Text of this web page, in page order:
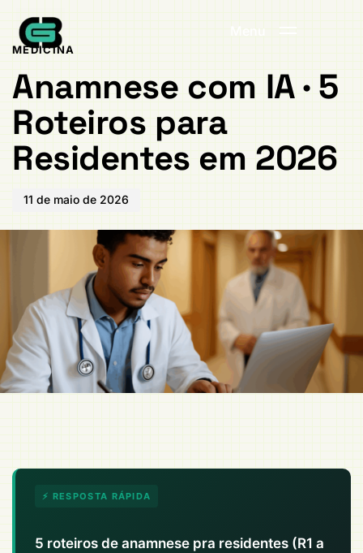
Menu
EM:
MEDICINA
Anamnese com IA · 5
Roteiros para
Residentes em 2026
em:
11 de maio de 2026
⚡ RESPOSTA RÁPIDA
5 roteiros de anamnese pra residentes (R1 a